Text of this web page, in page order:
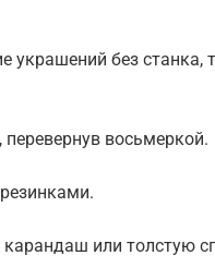
украшений без станка,
восьмеркой.
или толстую